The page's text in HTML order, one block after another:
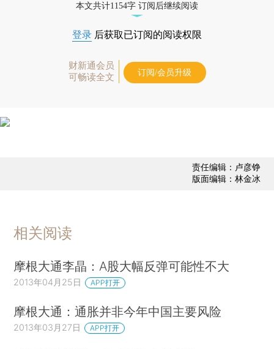
本文共计1154字 订阅后继续阅读
登录 后获取已订阅的阅读权限
财新通会员
可畅读全文
订阅/会员升级
责任编辑：卢彦铮
版面编辑：林金冰
相关阅读
摩根大通李晶：A股大幅反弹可能性不大
2013年04月25日 APP打开
摩根大通：通胀并非今年中国主要风险
2013年03月27日 APP打开